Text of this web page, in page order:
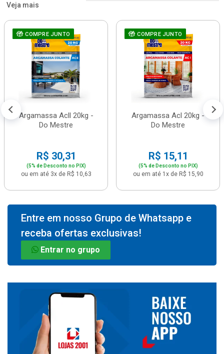
Veja mais
COMPRE JUNTO
Argamassa Acll 20kg -
Do Mestre
R$ 30,31
(5% de Desconto no PIX)
ou em até 3x de R$ 10,63
COMPRE JUNTO
Argamassa Acl 20kg -
Do Mestre
R$ 15,11
(5% de Desconto no PIX)
ou em até 1x de R$ 15,90
Entre em nosso Grupo de Whatsapp e
receba ofertas exclusivas!
Entrar no grupo